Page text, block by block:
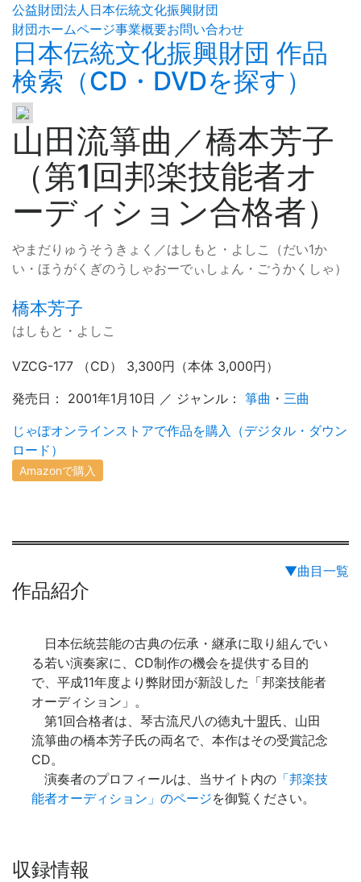
公益財団法人日本伝統文化振興財団
財団ホームページ事業概要お問い合わせ
日本伝統文化振興財団 作品
検索（CD・DVDを探す）
山田流箏曲／橋本芳子
（第1回邦楽技能者オ
ーディション合格者）
やまだりゅうそうきょく／はしもと・よしこ（だい1か
い・ほうがくぎのうしゃおーでぃしょん・ごうかくしゃ）
橋本芳子
はしもと・よしこ
VZCG-177 （CD） 3,300円（本体 3,000円）
発売日： 2001年1月10日 ／ ジャンル： 箏曲 ・ 三曲
じゃぽオンラインストアで作品を購入（デジタル・ダウン
ロード）
Amazonで購入
▼曲目一覧
作品紹介
日本伝統芸能の古典の伝承・継承に取り組んでい
る若い演奏家に、CD制作の機会を提供する目的
で、平成11年度より弊財団が新設した「邦楽技能者
オーディション」。
第1回合格者は、琴古流尺八の徳丸十盟氏、山田
流箏曲の橋本芳子氏の両名で、本作はその受賞記念
CD。
演奏者のプロフィールは、当サイト内の 「邦楽技
能者オーディション」のページを御覧ください。
収録情報